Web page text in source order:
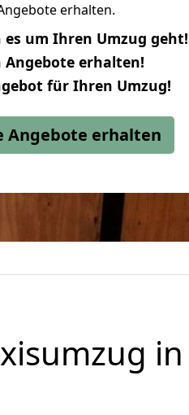
erhalten.
um Ihren Umzug geht!
erhalten!
für Ihren Umzug!
Angebote erhalten
in